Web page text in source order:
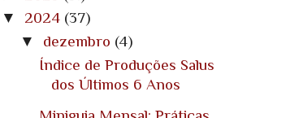
▼ 2024 (37)
▼ dezembro (4)
Índice de Produções Salus
dos Últimos 6 Anos